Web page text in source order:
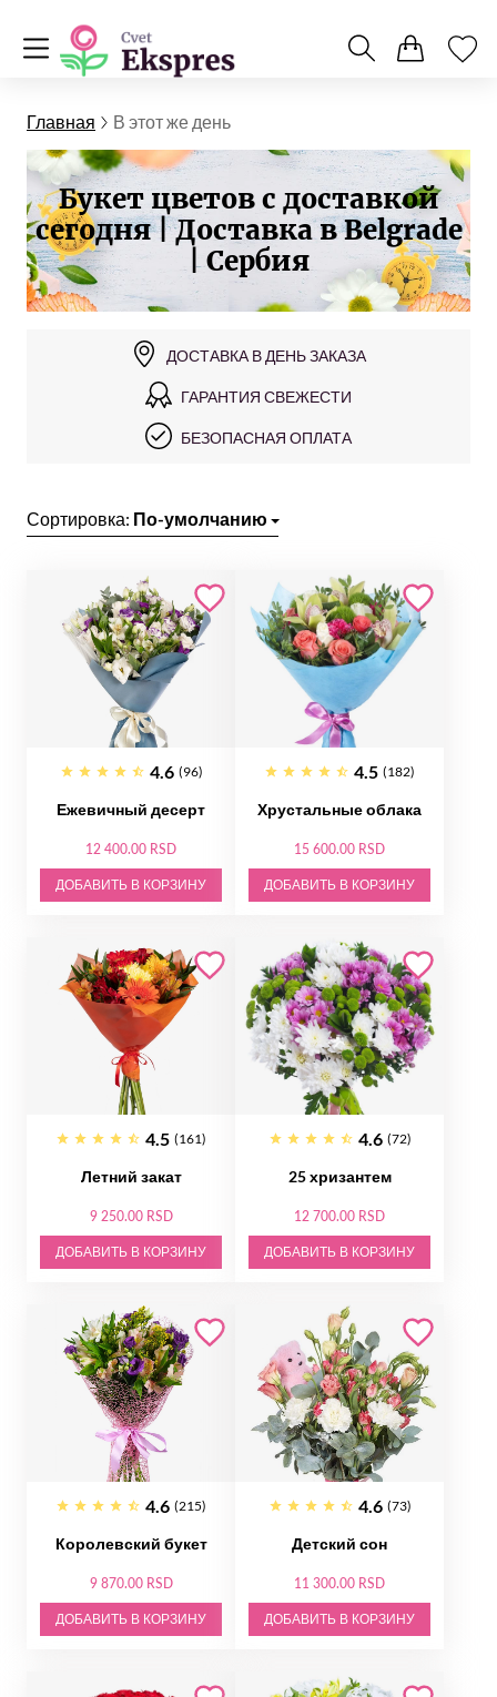
Главная В этот же день
Букет цветов с доставкой
сегодня | Доставка в Belgrade
| Сербия
ДОСТАВКА В ДЕНЬ ЗАКАЗА
ГАРАНТИЯ СВЕЖЕСТИ
БЕЗОПАСНАЯ ОПЛАТА
Сортировка: По-умолчанию
4.6 (96)
Ежевичный десерт
12 400.00 RSD
ДОБАВИТЬ В КОРЗИНУ
4.5 (182)
Хрустальные облака
15 600.00 RSD
ДОБАВИТЬ В КОРЗИНУ
4.5 (161)
Летний закат
9 250.00 RSD
ДОБАВИТЬ В КОРЗИНУ
4.6 (72)
25 хризантем
12 700.00 RSD
ДОБАВИТЬ В КОРЗИНУ
4.6 (215)
Королевский букет
9 870.00 RSD
ДОБАВИТЬ В КОРЗИНУ
4.6 (73)
Детский сон
11 300.00 RSD
ДОБАВИТЬ В КОРЗИНУ